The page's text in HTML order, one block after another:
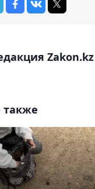
Zakon.kz
также